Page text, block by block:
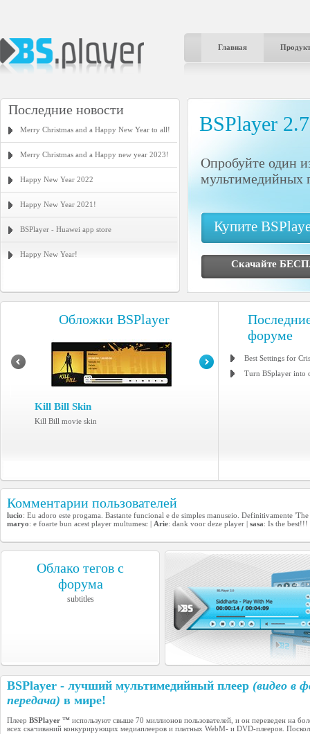
Главная
Последние новости
Merry Christmas and a Happy New Year to all!
Merry Christmas and a Happy new year 2023!
Happy New Year 2022
Happy New Year 2021!
BSPlayer - Huawei app store
Happy New Year!
BSPlayer
Опробуйте один
мультимедийных
Купите
Скачайте
Обложки BSPlayer
Kill Bill Skin
Kill Bill movie skin
форуме
Best Settings for
Turn BSplayer into
Комментарии пользователей
lucio: Eu adoro este progama. Bastante funcional e de simples manuseio. Definitivamente 'The
maryo: e foarte bun acest player multumesc | Arie: dank voor deze player | sasa: Is the
Облако тегов с
форума
subtitles
BSPlayer - лучший мультимедийный плеер (видео в
передача) в мире!
Плеер BSPlayer ™ используют свыше 70 миллионов пользователей, и он переведен на
всех скачиваний конкурирующих медиаплееров и платных WebM- и DVD-плееров.